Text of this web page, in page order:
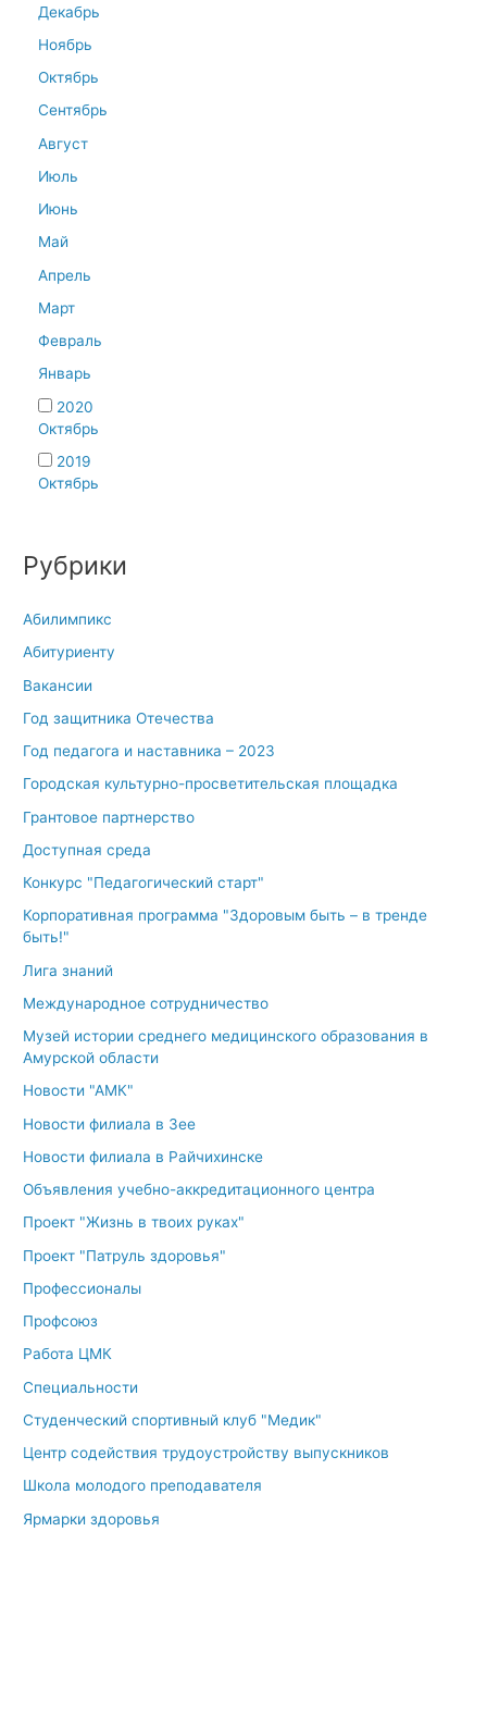
Декабрь
Ноябрь
Октябрь
Сентябрь
Август
Июль
Июнь
Май
Апрель
Март
Февраль
Январь
2020
Октябрь
2019
Октябрь
Рубрики
Абилимпикс
Абитуриенту
Вакансии
Год защитника Отечества
Год педагога и наставника – 2023
Городская культурно-просветительская площадка
Грантовое партнерство
Доступная среда
Конкурс "Педагогический старт"
Корпоративная программа "Здоровым быть – в тренде
быть!"
Лига знаний
Международное сотрудничество
Музей истории среднего медицинского образования в
Амурской области
Новости "АМК"
Новости филиала в Зее
Новости филиала в Райчихинске
Объявления учебно-аккредитационного центра
Проект "Жизнь в твоих руках"
Проект "Патруль здоровья"
Профессионалы
Профсоюз
Работа ЦМК
Специальности
Студенческий спортивный клуб "Медик"
Центр содействия трудоустройству выпускников
Школа молодого преподавателя
Ярмарки здоровья